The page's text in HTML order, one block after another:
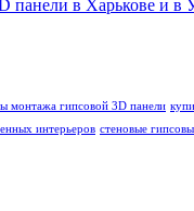
панели в Харькове и в
монтажа гипсовой 3D панели
интерьеров стеновые